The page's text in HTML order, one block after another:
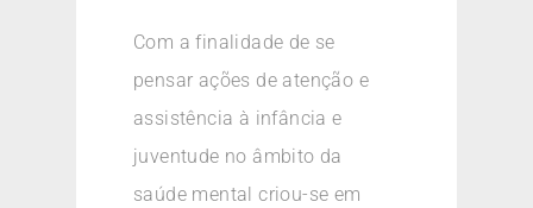
Com a finalidade de se
pensar ações de atenção e
assistência à infância e
juventude no âmbito da
saúde mental criou-se em